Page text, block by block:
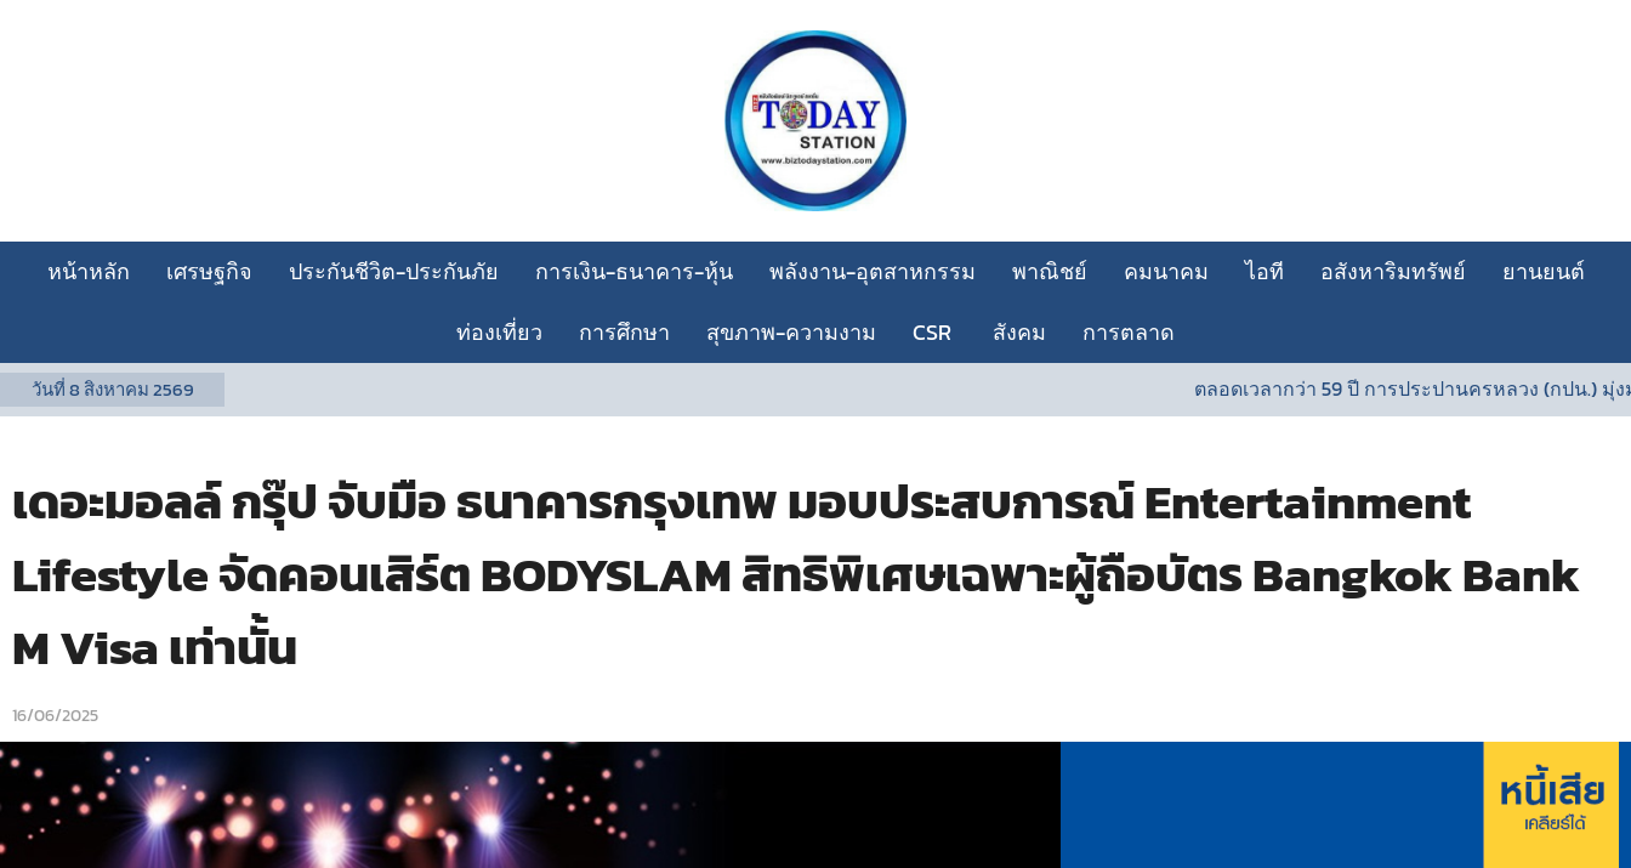
หน้าหลัก เศรษฐกิจ ประกันชีวิต-ประกันภัย การเงิน-ธนาคาร-หุ้น พลังงาน-อุตสาหกรรม พาณิชย์ คมนาคม ไอที อสังหาริมทรัพย์
ยานยนต์
ท่องเที่ยว
การศึกษา สุขภาพ-ความงาม CSR สังคม การตลาด
วันที่8 สิงหาคม 2569 ตลอดเวลากว่า 59 ปี การประปานครหลวง (กปน.) มุ่งมั่น
เดอะมอลล์ กรุ๊ป จับมือ ธนาคารกรุงเทพ มอบประสบการณ์ Entertainment
Lifestyle จัดคอนเสิร์ต BODYSLAM สิทธิพิเศษเฉพาะผู้ถือบัตร Bangkok Bank
M Visa เท่านั้น
16/06/2025